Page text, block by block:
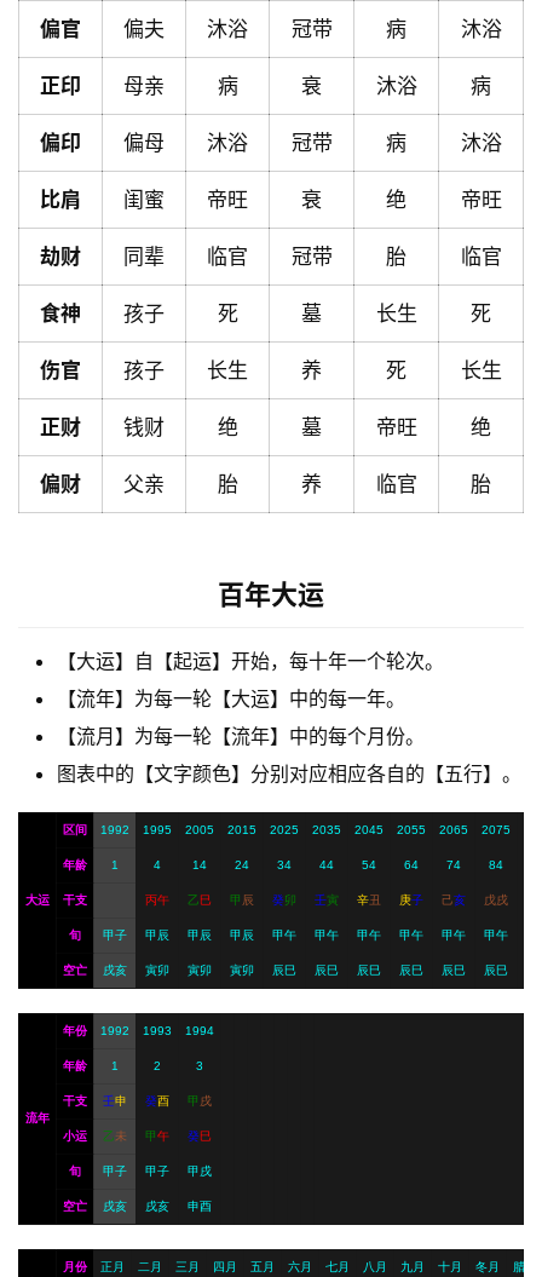
首
页
黄
历
卜
命
理
服
务
登录 注册
偏官 偏夫 沐浴 冠带 病 沐浴
正印 母亲 病 衰 沐浴 病
偏印 偏母 沐浴 冠带 病 沐浴
比肩 闺蜜 帝旺 衰 绝 帝旺
劫财 同辈 临官 冠带 胎 临官
食神 孩子 死 墓 长生 死
伤官 孩子 长生 养 死 长生
正财 钱财 绝 墓 帝旺 绝
偏财 父亲 胎 养 临官 胎
百年大运
【大运】自【起运】开始，每十年一个轮次。
【流年】为每一轮【大运】中的每一年。
【流月】为每一轮【流年】中的每个月份。
图表中的【文字颜色】分别对应相应各自的【五行】。
大运
区间 1992 1995 2005 2015 2025 2035 2045 2055 2065 2075
年龄 1 4 14 24 34 44 54 64 74 84
干支 丙午 乙巳 甲 辰 癸卯 壬寅 辛丑 庚子 己亥 戊戌
旬 甲子 甲辰 甲辰 甲辰 甲午 甲午 甲午 甲午 甲午 甲午
空亡 戌亥 寅卯 寅卯 寅卯 辰巳 辰巳 辰巳 辰巳 辰巳 辰巳
流年
年份 1992 1993 1994
年龄 1 2 3
干支 壬申 癸酉 甲 戌
小运 乙未 甲午 癸巳
旬 甲子 甲子 甲戌
空亡 戌亥 戌亥 申酉
月份 正月 二月 三月 四月 五月 六月 七月 八月 九月 十月 冬月 腊月